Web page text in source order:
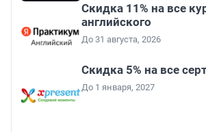
Скидка 11% на все
английского
До 31 августа, 2026
Скидка 5% на все
До 1 января, 2027